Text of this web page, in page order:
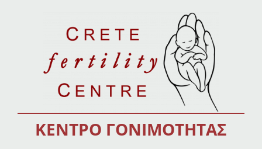
ΚΕΝΤΡΟ ΓΟΝΙΜΟΤΗΤΑΣ